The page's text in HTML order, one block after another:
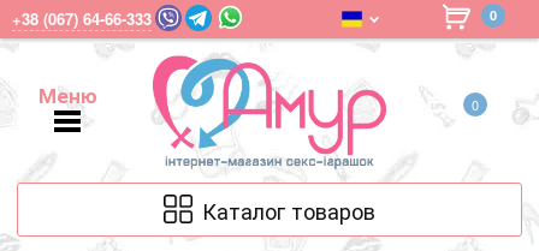
+38 (067) 64-66-333 0
Меню
Меню
0
Каталог товаров